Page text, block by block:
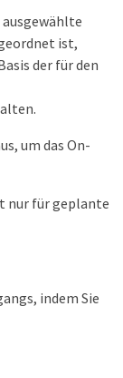
ausgewählte
ist,
der für den
um das On-
nur für geplante
indem Sie